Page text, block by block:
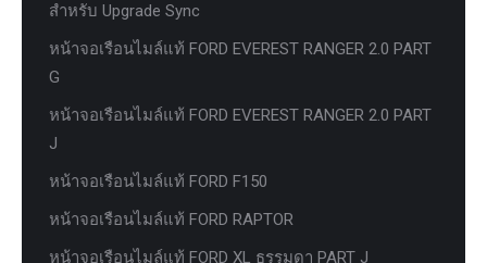
สำหรับ Upgrade Sync
หน้าจอเรือนไมล์แท้ FORD EVEREST RANGER 2.0 PART
G
หน้าจอเรือนไมล์แท้ FORD EVEREST RANGER 2.0 PART
J
หน้าจอเรือนไมล์แท้ FORD F150
หน้าจอเรือนไมล์แท้ FORD RAPTOR
หน้าจอเรือนไมล์แท้ FORD XL ธรรมดา PART J